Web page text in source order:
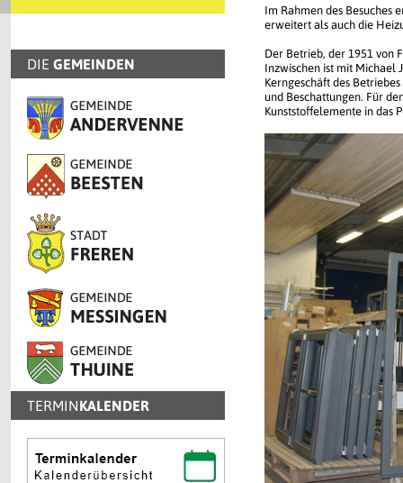
DIE GEMEINDEN
TERMINKALENDER
Im Rahmen des Besuches
erweitert als auch die
Der Betrieb, der 1951 von
Inzwischen ist mit Michael
Kerngeschäft des
und Beschattungen. Für
Kunststoffelemente in das